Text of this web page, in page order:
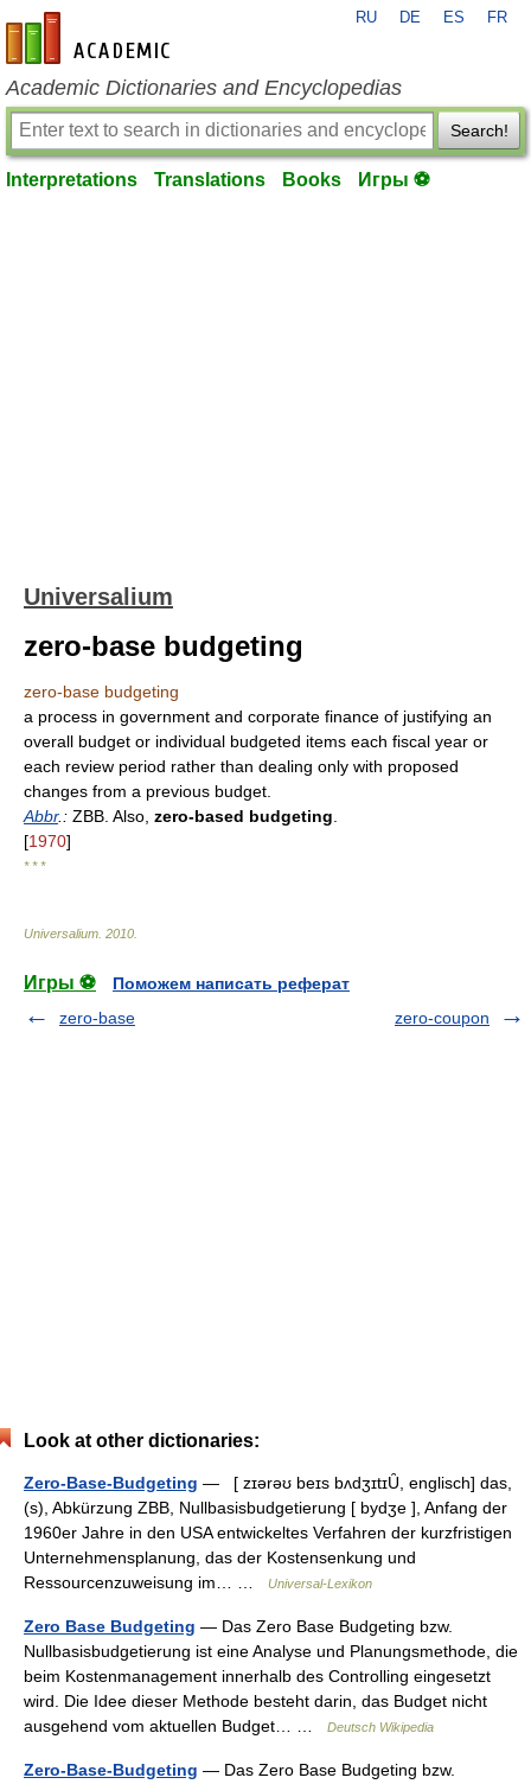
en-academic.com
RU DE ES FR
Academic Dictionaries and Encyclopedias
Search!
Interpretations Translations Books Игры ⚽
Universalium
zero-base budgeting
zero-base budgeting
a process in government and corporate finance of justifying an
overall budget or individual budgeted items each fiscal year or
each review period rather than dealing only with proposed
changes from a previous budget.
Abbr.: ZBB. Also, zero-based budgeting
[1970]
* * *
Universalium 2010
Игры ⚽
Поможем написать реферат
zero-base
zero-coupon
Look at other dictionaries:
Zero-Base-Budgeting — [ zɪərəʊ beɪs bʌdʒɪtɪȖ, englisch] das,
(s), Abkürzung ZBB, Nullbasisbudgetierung [ bydʒe ], Anfang der
1960er Jahre in den USA entwickeltes Verfahren der kurzfristigen
Unternehmensplanung, das der Kostensenkung und
Ressourcenzuweisung im… …
Universal-Lexikon
Zero Base Budgeting — Das Zero Base Budgeting bzw.
Nullbasisbudgetierung ist eine Analyse und Planungsmethode, die
beim Kostenmanagement innerhalb des Controlling eingesetzt
wird. Die Idee dieser Methode besteht darin, das Budget nicht
ausgehend vom aktuellen Budget… …
Deutsch Wikipedia
Zero-Base-Budgeting — Das Zero Base Budgeting bzw.